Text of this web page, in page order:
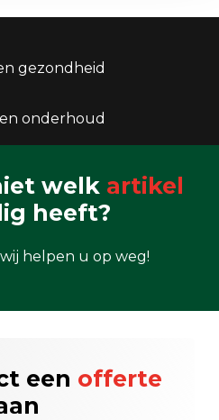
gezondheid
onderhoud
welk artikel
heeft?
helpen u op weg!
een offerte